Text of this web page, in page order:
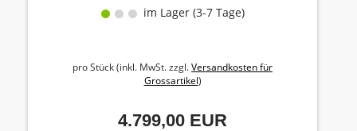
im Lager (3-7 Tage)
pro Stück (inkl. MwSt. zzgl.Versandkosten für
Grossartikel)
4.799,00 EUR